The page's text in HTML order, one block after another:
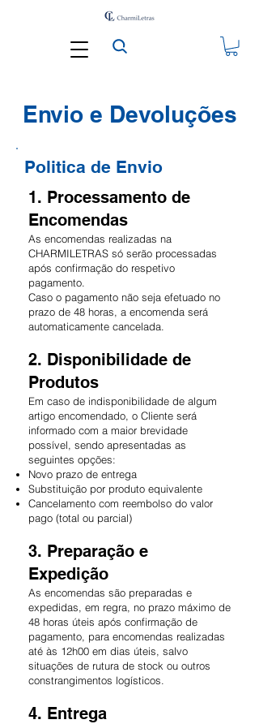
Envio e Devoluções
Politica de Envio
1. Processamento de
Encomendas
As encomendas realizadas na
CHARMILETRAS só serão processadas
após confirmação do respetivo
pagamento.
Caso o pagamento não seja efetuado no
prazo de 48 horas, a encomenda será
automaticamente cancelada.
2. Disponibilidade de
Produtos
Em caso de indisponibilidade de algum
artigo encomendado, o Cliente será
informado com a maior brevidade
possível, sendo apresentadas as
seguintes opções:
Novo prazo de entrega
Substituição por produto equivalente
Cancelamento com reembolso do valor
pago (total ou parcial)
3. Preparação e
Expedição
As encomendas são preparadas e
expedidas, em regra, no prazo máximo de
48 horas úteis após confirmação de
pagamento, para encomendas realizadas
até às 12h00 em dias úteis, salvo
situações de rutura de stock ou outros
constrangimentos logísticos.
4. Entrega